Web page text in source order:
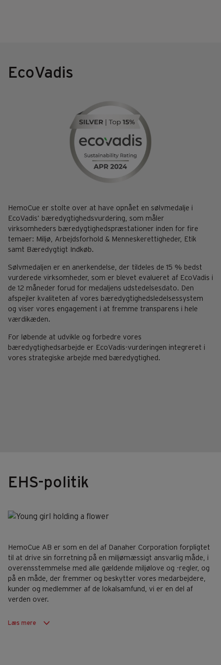
EcoVadis
HemoCue er stolte over at have opnået en sølvmedalje i
EcoVadis’ bæredygtighedsvurdering, som måler
virksomheders bæredygtighedspræstationer inden for fire
temaer: Miljø, Arbejdsforhold & Menneskerettigheder, Etik
samt Bæredygtigt Indkøb.
Sølvmedaljen er en anerkendelse, der tildeles de 15 % bedst
vurderede virksomheder, som er blevet evalueret af EcoVadis i
de 12 måneder forud for medaljens udstedelsesdato. Den
afspejler kvaliteten af vores bæredygtighedsledelsessystem
og viser vores engagement i at fremme transparens i hele
værdikæden.
For løbende at udvikle og forbedre vores
bæredygtighedsarbejde er EcoVadis-vurderingen integreret i
vores strategiske arbejde med bæredygtighed.
EHS-politik
HemoCue AB er som en del af Danaher Corporation forpligtet
til at drive sin forretning på en miljømæssigt ansvarlig måde, i
overensstemmelse med alle gældende miljølove og -regler, og
på en måde, der fremmer og beskytter vores medarbejdere,
kunder og medlemmer af de lokalsamfund, vi er en del af
verden over.
HemoCue implementerer Danahers politik for miljø, sundhed
Læs mere